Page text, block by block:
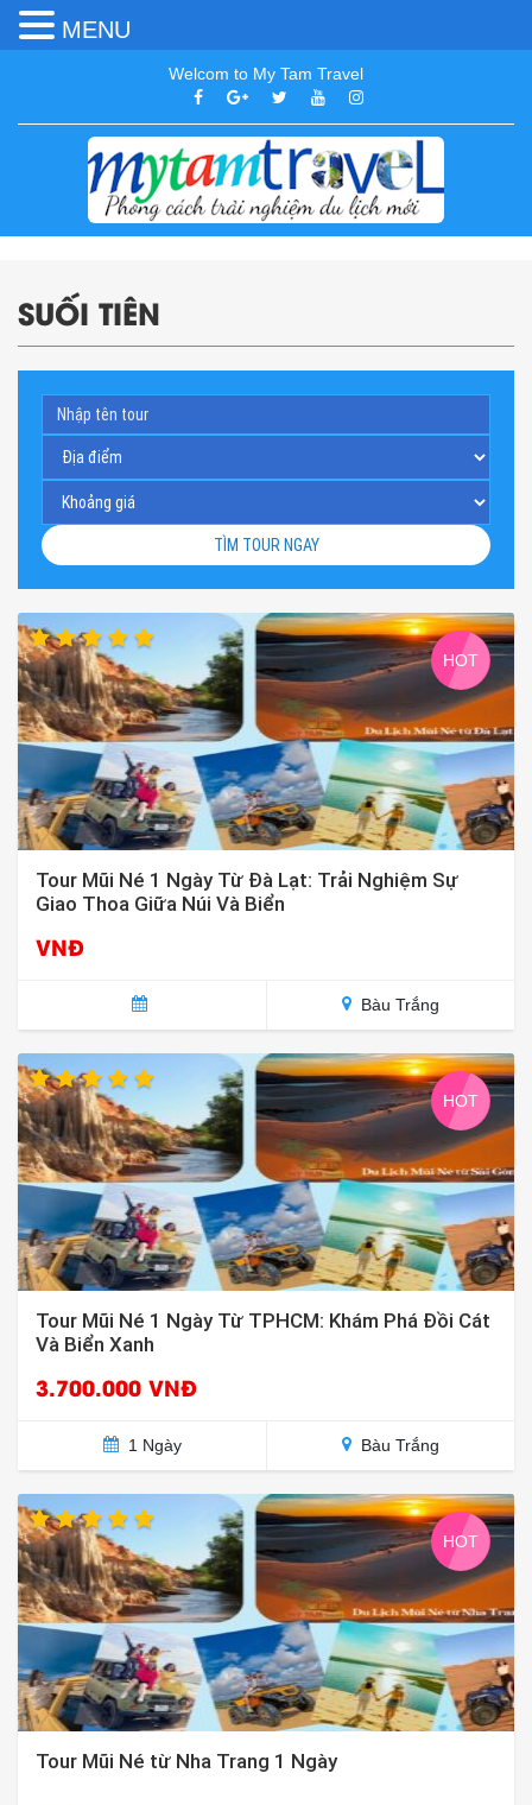
Welcom to My Tam Travel
SUỐI TIÊN
TÌM TOUR NGAY
HOT
Tour Mũi Né 1 Ngày Từ Đà Lạt: Trải Nghiệm Sự
Giao Thoa Giữa Núi Và Biển
VNĐ
Bàu Trắng
HOT
Tour Mũi Né 1 Ngày Từ TPHCM: Khám Phá Đồi Cát
Và Biển Xanh
3.700.000 VNĐ
1 Ngày Bàu Trắng
HOT
Tour Mũi Né từ Nha Trang 1 Ngày
MENU